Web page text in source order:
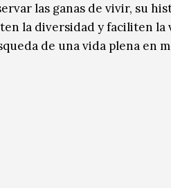
las ganas de vivir, su
la diversidad y faciliten la
de una vida plena en